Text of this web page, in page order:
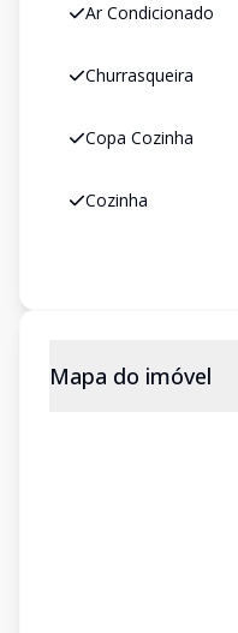
Ar Condicionado
Churrasqueira
Copa Cozinha
Cozinha
Mapa do imóvel